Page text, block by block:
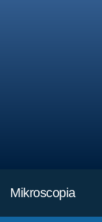
Mikroscopia